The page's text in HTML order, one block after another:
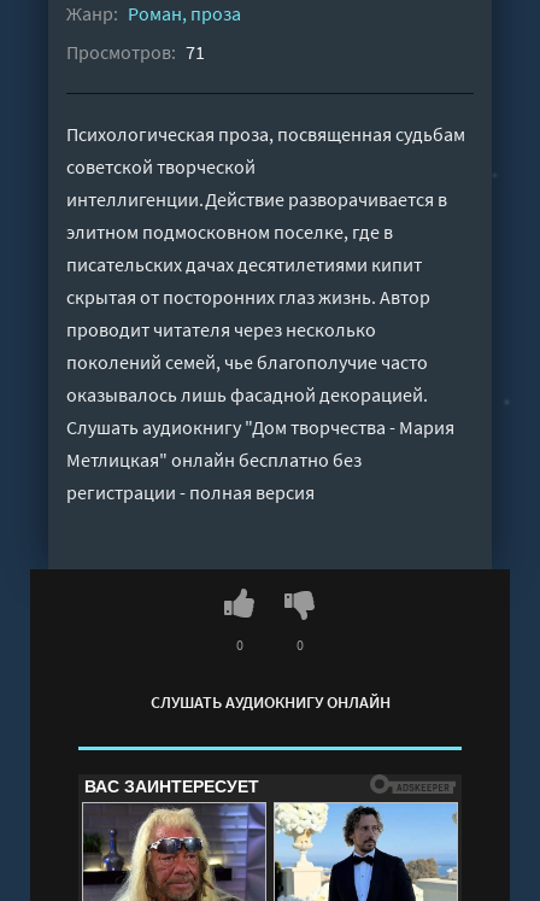
Жанр: Роман, проза
Просмотров: 71
Психологическая проза, посвященная судьбам
советской творческой
интеллигенции.Действие разворачивается в
элитном подмосковном поселке, где в
писательских дачах десятилетиями кипит
скрытая от посторонних глаз жизнь. Автор
проводит читателя через несколько
поколений семей, чье благополучие часто
оказывалось лишь фасадной декорацией.
Слушать аудиокнигу "Дом творчества - Мария
Метлицкая" онлайн бесплатно без
регистрации - полная версия
СЛУШАТЬ АУДИОКНИГУ ОНЛАЙН
0 0